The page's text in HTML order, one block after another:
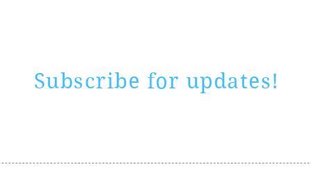
Subscribe for updates!